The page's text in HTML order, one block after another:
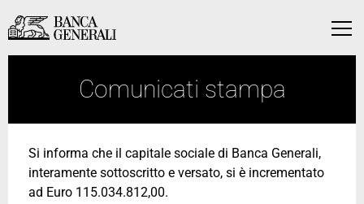
Vai al contenuto principale
Menu
Vai al contenuto principale
Comunicati stampa
Si informa che il capitale sociale di Banca Generali,
interamente sottoscritto e versato, si è incrementato
ad Euro 115.034.812,00.